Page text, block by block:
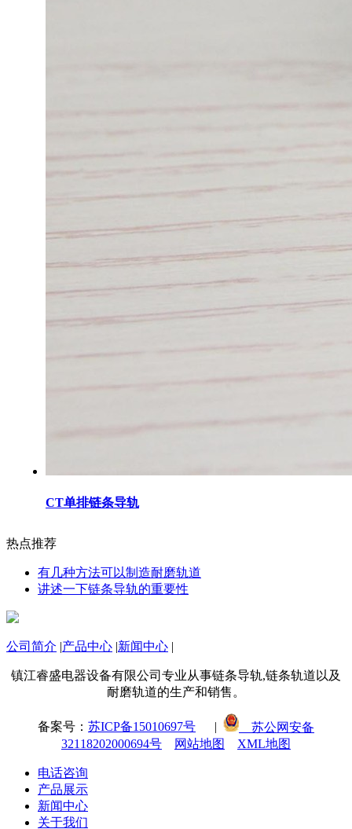
CT单排链条导轨
热点推荐
有几种方法可以制造耐磨轨道
讲述一下链条导轨的重要性
公司简介 产品中心 新闻中心
镇江睿盛电器设备有限公司专业从事链条导轨,链条轨道以及
耐磨轨道的生产和销售。
备案号： 苏ICP备15010697号
苏公网安备
32118202000694号
网站地图 XML地图
电话咨询
产品展示
新闻中心
关于我们